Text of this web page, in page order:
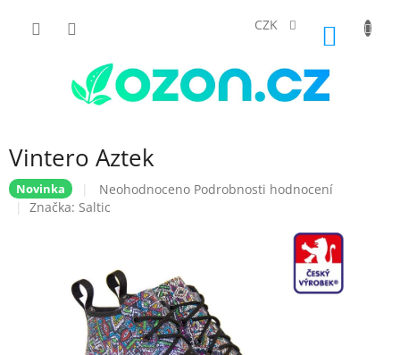
CZK
Vintero Aztek
Novinka
Průměrné
hodnocení
hvězdiček.
Neohodnoceno Podrobnosti hodnocení
Značka: Saltic